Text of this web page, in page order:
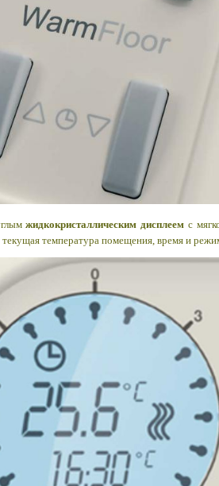
жидкокристаллическим дисплеем с
температура помещения, время и